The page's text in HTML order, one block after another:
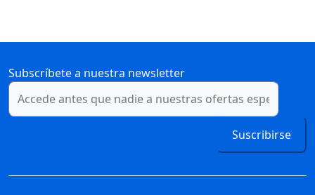
Subscríbete a nuestra newsletter
Suscribirse